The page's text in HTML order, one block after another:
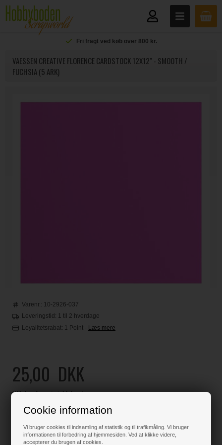
Cookie information
Vi bruger cookies til indsamling af statistik og til trafikmåling. Vi bruger
informationen til forbedring af hjemmesiden. Ved at klikke videre,
accepterer du brugen af cookies.
Fri fragt ved køb over 800 kr.
VAESSEN CREATIVE FLORENCE CARDSTOCK 12X12" - SMOOTH /
FUCHSIA (5 ARK)
Varenr.: 10-2926-037
Leveringstid: 1 til 2 hverdage
Loyalitetsrabat: 1 Point - Læs mere
25,00 DKK
Klik her for pris inkl. fragt
Varen er på lager